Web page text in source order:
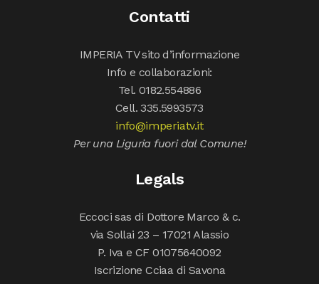
Contatti
IMPERIA TV sito d’informazione
Info e collaborazioni:
Tel. 0182.554886
Cell. 335.5993573
info@imperiatv.it
Per una Liguria fuori dal Comune!
Legals
Eccoci sas di Dottore Marco & c.
via Sollai 23 – 17021 Alassio
P. Iva e CF 01075640092
Iscrizione Cciaa di Savona